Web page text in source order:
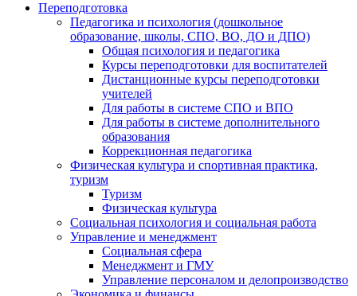
Переподготовка
Педагогика и психология (дошкольное
образование, школы, СПО, ВО, ДО и ДПО)
Общая психология и педагогика
Курсы переподготовки для воспитателей
Дистанционные курсы переподготовки
учителей
Для работы в системе СПО и ВПО
Для работы в системе дополнительного
образования
Коррекционная педагогика
Физическая культура и спортивная практика,
туризм
Туризм
Физическая культура
Социальная психология и социальная работа
Управление и менеджмент
Социальная сфера
Менеджмент и ГМУ
Управление персоналом и делопроизводство